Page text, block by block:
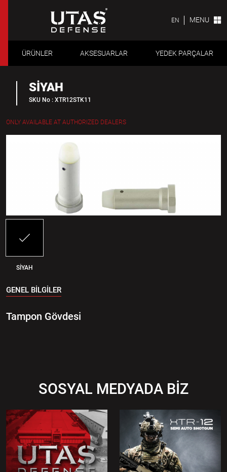
EN MENU
ÜRÜNLER AKSESUARLAR YEDEK PARÇALAR
SİYAH
SKU No : XTR12STK11
ONLY AVAILABLE AT AUTHORIZED DEALERS
SİYAH
GENEL BİLGİLER
Tampon Gövdesi
SOSYAL MEDYADA BİZ